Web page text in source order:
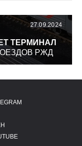
27.09.2024
ТЕРМИНАЛ
РЖД
СОЦИАЛЬНЫХ